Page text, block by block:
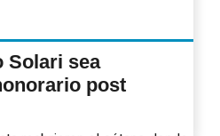
Solari sea
post